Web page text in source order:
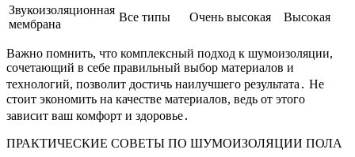
Звукоизоляционная
мембрана
Все типы Очень высокая Высокая
Важно помнить, что комплексный подход к шумоизоляции,
сочетающий в себе правильный выбор материалов и
технологий, позволит достичь наилучшего результата․ Не
стоит экономить на качестве материалов, ведь от этого
зависит ваш комфорт и здоровье․
ПРАКТИЧЕСКИЕ СОВЕТЫ ПО ШУМОИЗОЛЯЦИИ ПОЛА